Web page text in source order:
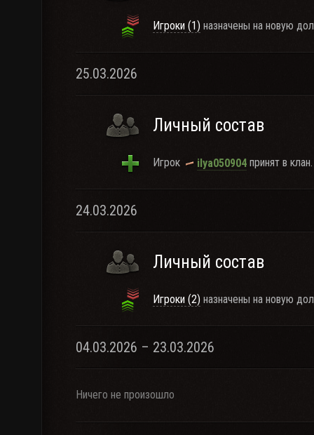
Игроки (1) назначены на новую
25.03.2026
Личный состав
Игрок ilya050904 принят в клан.
24.03.2026
Личный состав
Игроки (2) назначены на новую
04.03.2026 – 23.03.2026
Ничего не произошло